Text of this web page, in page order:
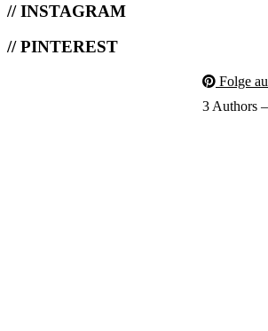
// INSTAGRAM
// PINTEREST
Folge
3 Authors